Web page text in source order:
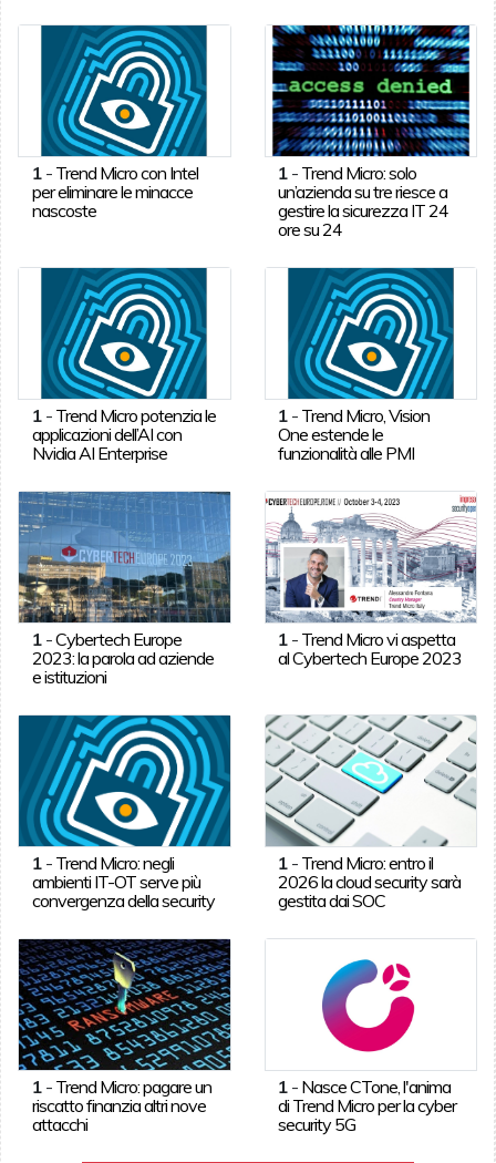
1- Trend Micro con Intel
per eliminare le minacce
nascoste
1 - Trend Micro: solo
un’azienda su tre riesce a
gestire la sicurezza IT 24
ore su 24
1- Trend Micro potenzia le
applicazioni dell’AI con
Nvidia AI Enterprise
1 - Trend Micro, Vision
One estende le
funzionalità alle PMI
1-Cybertech Europe
2023: la parola ad aziende
e istituzioni
1 - Trend Micro vi aspetta
al Cybertech Europe 2023
1- Trend Micro: negli
ambienti IT-OT serve più
convergenza della security
1 - Trend Micro: entro il
2026 la cloud security sarà
gestita dai SOC
1- Trend Micro: pagare un
riscatto finanzia altri nove
attacchi
1 - Nasce CTone, l'anima
di Trend Micro per la cyber
security 5G